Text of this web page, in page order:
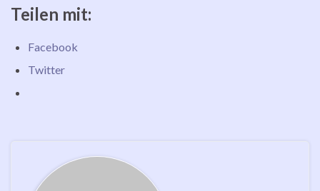
Teilen mit:
Facebook
Twitter